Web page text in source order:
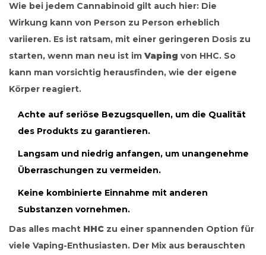
Wie bei jedem Cannabinoid gilt auch hier: Die
Wirkung kann von Person zu Person erheblich
variieren. Es ist ratsam, mit einer geringeren Dosis zu
starten, wenn man neu ist im Vaping von HHC. So
kann man vorsichtig herausfinden, wie der eigene
Körper reagiert.
Achte auf seriöse Bezugsquellen, um die Qualität
des Produkts zu garantieren.
Langsam und niedrig anfangen, um unangenehme
Überraschungen zu vermeiden.
Keine kombinierte Einnahme mit anderen
Substanzen vornehmen.
Das alles macht HHC zu einer spannenden Option für
viele Vaping-Enthusiasten. Der Mix aus berauschten